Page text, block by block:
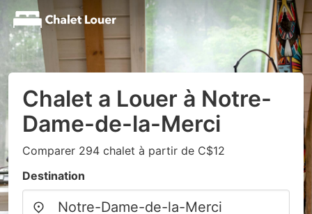
Chalet a Louer à Notre-
Dame-de-la-Merci
Comparer 294 chalet à partir de C$12
Destination